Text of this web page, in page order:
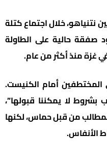
نتنياهو، خلال اجتماع كتلة
صفقة حالية على الطاولة
غزة منذ أكثر من عام.
أمام الكنيست.
لا يمكننا قبولها”،
من قبل حماس، لكنها